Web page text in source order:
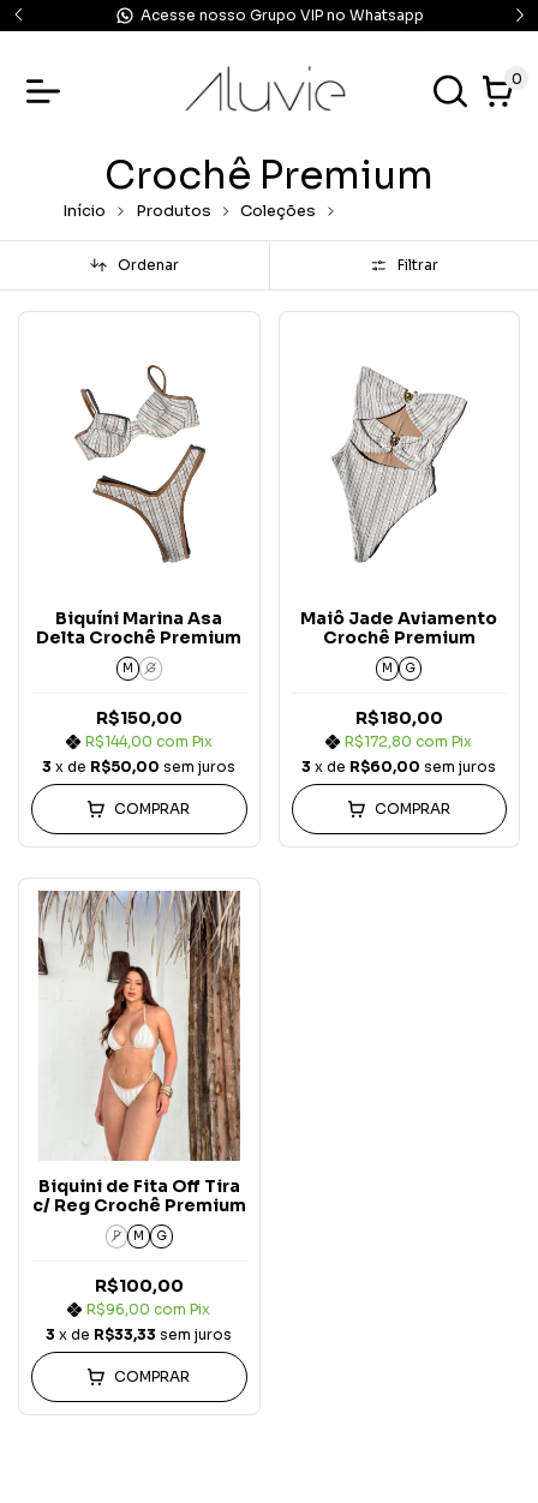
Acesse nosso Grupo VIP no Whatsapp
0
Crochê Premium
Início Produtos Coleções
Ordenar Filtrar
Biquíni Marina Asa
Delta Crochê Premium
M G
R$150,00
R$144,00 com Pix
3 x de R$50,00 sem juros
COMPRAR
Maiô Jade Aviamento
Crochê Premium
M G
R$180,00
R$172,80com Pix
3 x de R$60,00 sem juros
COMPRAR
Biquini de Fita Off Tira
c/ Reg Crochê Premium
P M G
R$100,00
R$96,00com Pix
3 x de R$33,33 sem juros
COMPRAR